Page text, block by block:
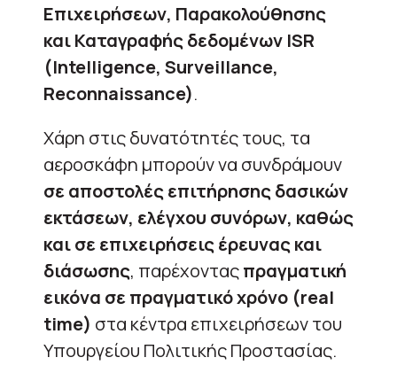
Επιχειρήσεων, Παρακολούθησης
και Καταγραφής δεδομένων ISR
(Intelligence, Surveillance,
Reconnaissance).
Χάρη στις δυνατότητές τους, τα
αεροσκάφη μπορούν να συνδράμουν
σε αποστολές επιτήρησης δασικών
εκτάσεων, ελέγχου συνόρων, καθώς
και σε επιχειρήσεις έρευνας και
διάσωσης, παρέχονταςπραγματική
εικόνα σε πραγματικό χρόνο (real
time) στα κέντρα επιχειρήσεων του
Υπουργείου Πολιτικής Προστασίας.